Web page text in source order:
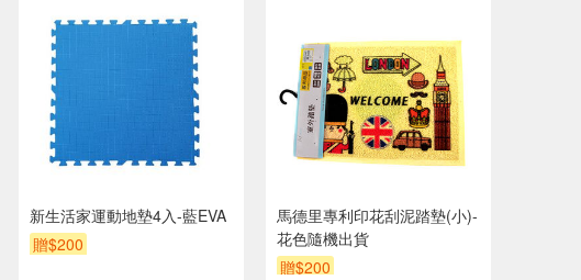
新生活家運動地墊4入-藍EVA
贈$200
馬德里專利印花刮泥踏墊(小)-
花色隨機出貨
贈$200